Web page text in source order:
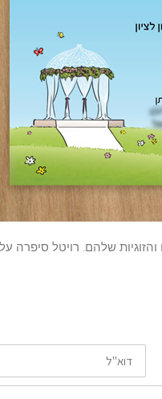
שלהם. רויטל סיפרה